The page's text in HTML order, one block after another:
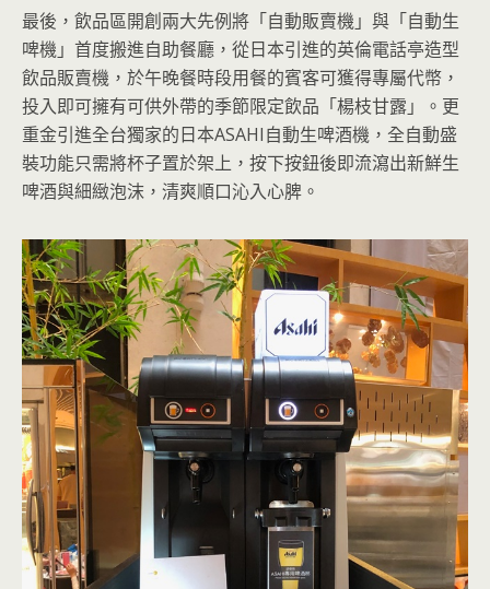
最後，飲品區開創兩大先例將「自動販賣機」與「自動生
啤機」首度搬進自助餐廳，從日本引進的英倫電話亭造型
飲品販賣機，於午晚餐時段用餐的賓客可獲得專屬代幣，
投入即可擁有可供外帶的季節限定飲品「楊枝甘露」。更
重金引進全台獨家的日本ASAHI自動生啤酒機，全自動盛
裝功能只需將杯子置於架上，按下按鈕後即流瀉出新鮮生
啤酒與細緻泡沫，清爽順口沁入心脾。